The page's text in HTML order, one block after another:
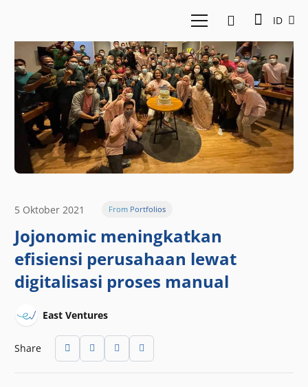
ID
5 Oktober 2021 From Portfolios
Jojonomic meningkatkan
efisiensi perusahaan lewat
digitalisasi proses manual
East Ventures
Share